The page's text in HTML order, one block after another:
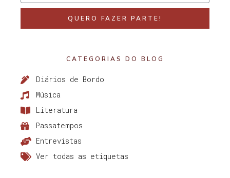
QUERO FAZER PARTE!
CATEGORIAS DO BLOG
Diários de Bordo
Música
Literatura
Passatempos
Entrevistas
Ver todas as etiquetas